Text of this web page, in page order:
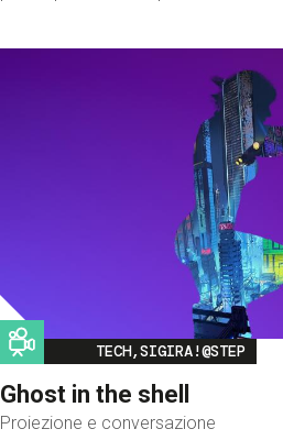
Image
TECH,SIGIRA!@STEP
Ghost in the shell
Proiezione e conversazione